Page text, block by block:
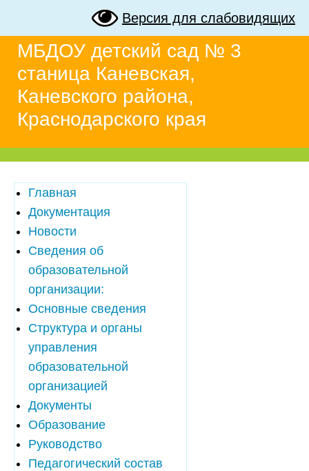
Версия для слабовидящих
МБДОУ детский сад № 3
станица Каневская,
Каневского района,
Краснодарского края
Главная
Документация
Новости
Сведения об
образовательной
организации:
Основные сведения
Структура и органы
управления
образовательной
организацией
Документы
Образование
Руководство
Педагогический состав